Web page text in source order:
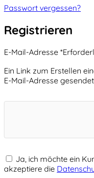
Passwort vergessen?
Registrieren
E-Mail-Adresse *
Ein Link zum Erstellen
E-Mail-Adresse
Ja, ich möchte ein
akzeptiere die